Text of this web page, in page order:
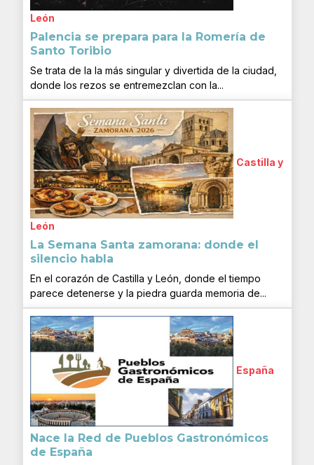
León
Palencia se prepara para la Romería de
Santo Toribio
Se trata de la la más singular y divertida de la ciudad,
donde los rezos se entremezclan con la...
Castilla y
León
La Semana Santa zamorana: donde el
silencio habla
En el corazón de Castilla y León, donde el tiempo
parece detenerse y la piedra guarda memoria de...
España
Nace la Red de Pueblos Gastronómicos
de España